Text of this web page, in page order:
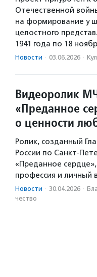
Отечественной
на формирование у
целостного
1941 года по 18
Новости · 03.06.2026 ·
Видеоролик
«Преданное
о ценности
Ролик, созданный
России по Санкт-
«Преданное
профессия и
Новости · 30.04.2026 ·
чест­во